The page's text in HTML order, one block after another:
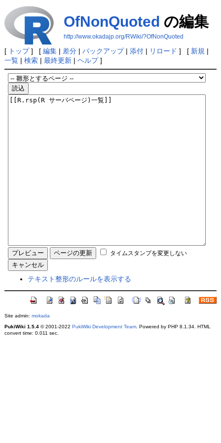
OfNonQuoted の編集
http://www.okadajp.org/RWiki/?OfNonQuoted
[ トップ] [ 編集| 差分| バックアップ| 添付| リロード ] [ 新規 |
一覧| 検索| 最終更新| ヘルプ]
タイムスタンプを変更しない
テキスト整形のルールを表示する
Site admin: mokada
PukiWiki 1.5.4© 2001-2022 PukiWiki Development Team. Powered by PHP 8.1.34. HTML
convert time: 0.011 sec.